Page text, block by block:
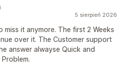
5 sierpień 2026
it anymore. The first 2 Weeks
over it. The Customer support
answer alwayse Quick and